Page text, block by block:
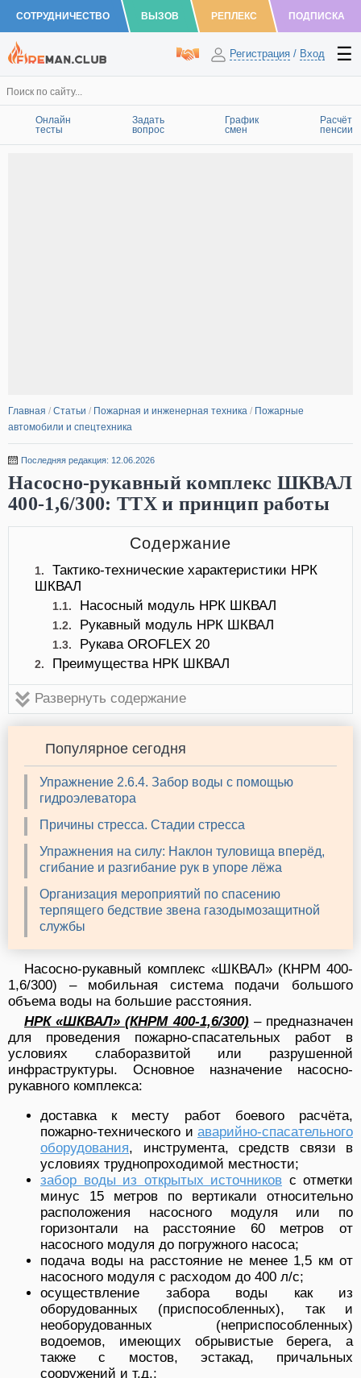
СОТРУДНИЧЕСТВО ВЫЗОВ РЕПЛЕКС ПОДПИСКА
Регистрация / Вход
Онлайн
тесты
Задать
вопрос
График
смен
Расчёт
пенсии
Главная / Статьи / Пожарная и инженерная техника / Пожарные
автомобили и спецтехника
Последняя редакция: 12.06.2026
Насосно-рукавный комплекс ШКВАЛ
400-1,6/300: ТТХ и принцип работы
Содержание
1.
Тактико-технические характеристики НРК
ШКВАЛ
1.1. Насосный модуль НРК ШКВАЛ
1.2. Рукавный модуль НРК ШКВАЛ
1.3. Рукава OROFLEX 20
2. Преимущества НРК ШКВАЛ
Развернуть содержание
Популярное сегодня
Упражнение 2.6.4. Забор воды с помощью
гидроэлеватора
Причины стресса. Стадии стресса
Упражнения на силу: Наклон туловища вперёд,
сгибание и разгибание рук в упоре лёжа
Организация мероприятий по спасению
терпящего бедствие звена газодымозащитной
службы
Насосно-рукавный комплекс «ШКВАЛ» (КНРМ 400-
1,6/300) – мобильная система подачи большого
объема воды на большие расстояния.
НРК «ШКВАЛ» (КНРМ 400-1,6/300)– предназначен
для проведения пожарно-спасательных работ в
условиях слаборазвитой или разрушенной
инфраструктуры. Основное назначение насосно-
рукавного комплекса:
доставка к месту работ боевого расчёта,
пожарно-технического и аварийно-спасательного
оборудования, инструмента, средств связи в
условиях труднопроходимой местности;
забор воды из открытых источников с отметки
минус 15 метров по вертикали относительно
расположения насосного модуля или по
горизонтали на расстояние 60 метров от
насосного модуля до погружного насоса;
подача воды на расстояние не менее 1,5 км от
насосного модуля с расходом до 400 л/с;
осуществление забора воды как из
оборудованных (приспособленных), так и
необорудованных (неприспособленных)
водоемов, имеющих обрывистые берега, а
также с мостов, эстакад, причальных
сооружений и т.д.;